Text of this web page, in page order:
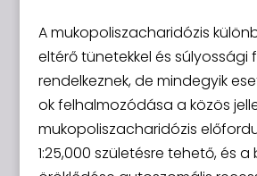
A mukopoliszacharidózis
eltérő tünetekkel és súlyossági
rendelkeznek, de mindegyik
ok felhalmozódása a közös
mukopoliszacharidózis
1:25,000 születésre tehető, és